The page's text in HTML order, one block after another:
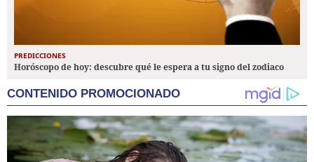
PREDICCIONES
Horóscopo de hoy: descubre qué le espera a tu signo del zodiaco
CONTENIDO PROMOCIONADO